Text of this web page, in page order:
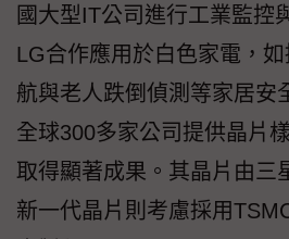
國大型IT公司進行工業監控
LG合作應用於白色家電，
航與老人跌倒偵測等家居安
全球300多家公司提供晶片
取得顯著成果。其晶片由三
新一代晶片則考慮採用